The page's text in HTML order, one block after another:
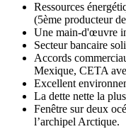
Ressources
(5ème producteur
Une main-d'œuvre
Secteur bancaire
Accords
Mexique, CETA
Excellent
La dette nette la
Fenêtre sur deux
l’archipel Arctique.